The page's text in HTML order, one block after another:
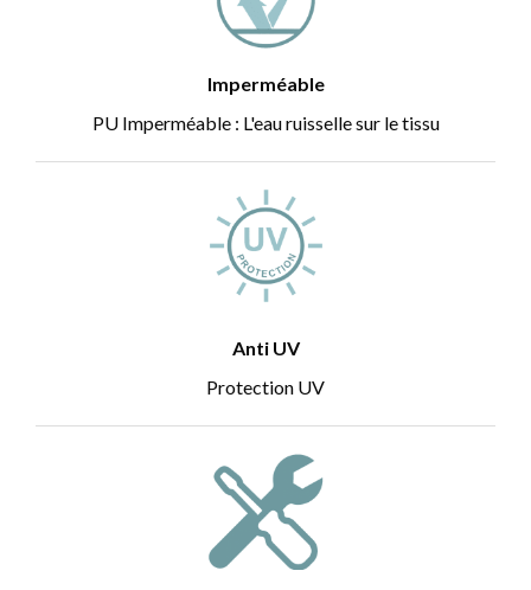
Imperméable
PU Imperméable : L'eau ruisselle sur le tissu
Anti UV
Protection UV